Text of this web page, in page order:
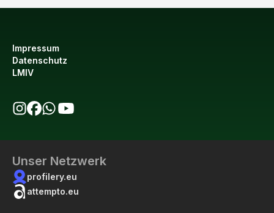
Impressum
Datenschutz
LMIV
Unser Netzwerk
profilery.eu
attempto.eu